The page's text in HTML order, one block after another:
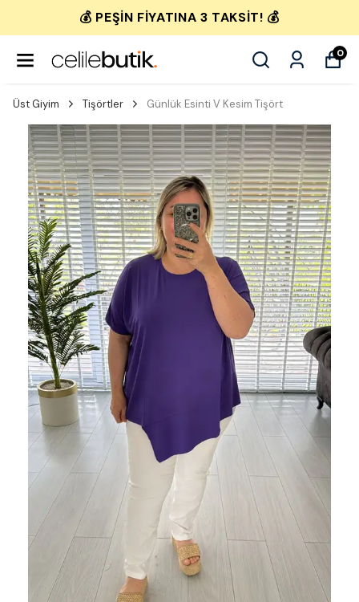
💰 PEŞIN FIYATINA 3 TAKSIT! 💰
0
Üst Giyim Tişörtler Günlük Esinti V Kesim Tişört